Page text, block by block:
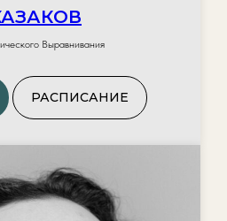
Выравнивания
РАСПИСАНИЕ